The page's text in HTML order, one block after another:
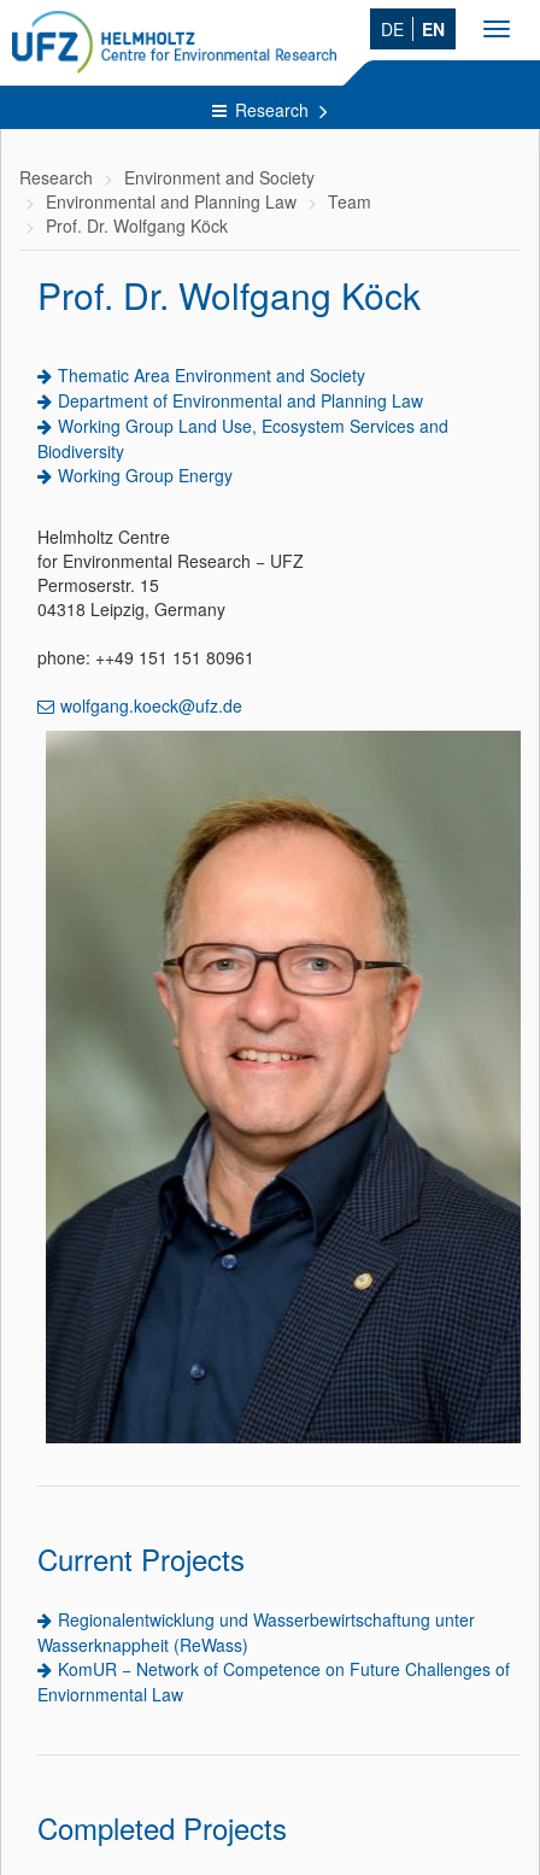
DE EN
Research
Research
Environment and Society
Environmental and Planning Law
Team
Prof. Dr. Wolfgang Köck
Prof. Dr. Wolfgang Köck
Thematic Area Environment and Society
Department of Environmental and Planning Law
Working Group Land Use, Ecosystem Services and
Biodiversity
Working Group Energy
Helmholtz Centre
for Environmental Research − UFZ
Permoserstr. 15
04318 Leipzig, Germany
phone: ++49 151 151 80961
wolfgang.koeck@ufz.de
Current Projects
Regionalentwicklung und Wasserbewirtschaftung unter
Wasserknappheit (ReWass)
KomUR − Network of Competence on Future Challenges of
Enviornmental Law
Completed Projects